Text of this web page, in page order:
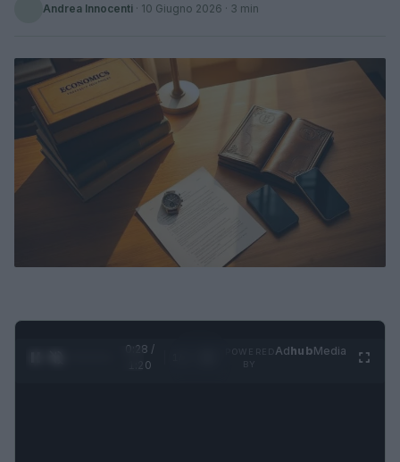
Andrea Innocenti · 10 Giugno 2026 · 3 min
0:29 /
1:20
AdhubMedia